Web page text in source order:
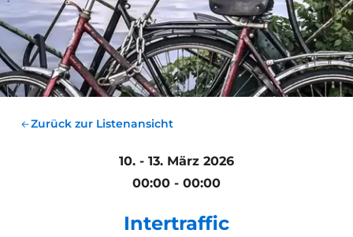
Zurück zur Listenansicht
10. - 13. März 2026
00:00 - 00:00
Intertraffic